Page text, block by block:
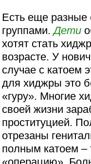
Есть еще разные
группами.Дети
хотят стать
возрасте. У
случае с катоем
для хиджры это
«гуру». Многие
своей жизни
проституцией.
отрезаны
полным катоем –